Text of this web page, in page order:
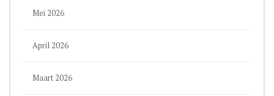
Mei 2026
April 2026
Maart 2026